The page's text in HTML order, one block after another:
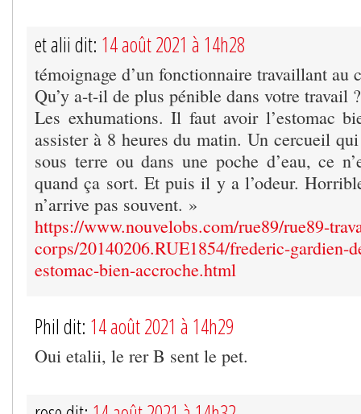
et alii dit: 14 août 2021 à 14h28
témoignage d’un fonctionnaire travaillant au
Qu’y a-t-il de plus pénible dans votre travail ?
Les exhumations. Il faut avoir l’estomac
assister à 8 heures du matin. Un cercueil qui
sous terre ou dans une poche d’eau, ce
quand ça sort. Et puis il y a l’odeur.
n’arrive pas souvent. »
https://www.nouvelobs.com/rue89/rue89-
corps/20140206.RUE1854/frederic-gardien-
estomac-bien-accroche.html
Phil dit: 14 août 2021 à 14h29
Oui etalii, le rer B sent le pet.